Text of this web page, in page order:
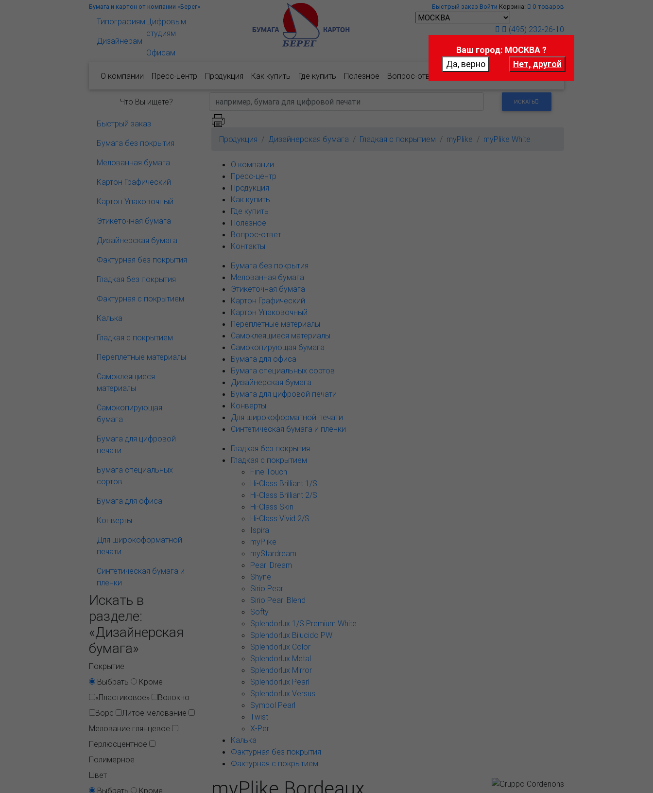
Бумага и картон от компании «Берег»
Типографиям
Дизайнерам
Цифровым
студиям
Офисам
Быстрый заказ Войти Корзина: 0 товаров
(495) 232-26-10
О компании Пресс-центр Продукция Как купить Где купить Полезное Вопрос-ответ
Что Вы ищете? ИСКАТЬ
Быстрый заказ
Бумага без покрытия
Мелованная бумага
Картон Графический
Картон Упаковочный
Этикеточная бумага
Дизайнерская бумага
Фактурная без покрытия
Гладкая без покрытия
Фактурная с покрытием
Калька
Гладкая с покрытием
Переплетные материалы
Самоклеящиеся
материалы
Самокопирующая
бумага
Бумага для цифровой
печати
Бумага специальных
сортов
Бумага для офиса
Конверты
Для широкоформатной
печати
Синтетическая бумага и
пленки
Искать в
разделе:
«Дизайнерская
бумага»
Покрытие
Выбрать
Кроме
«Пластиковое»
Волокно
Ворс
Литое мелование
Мелование глянцевое
Перлюсцентное
Полимерное
Цвет
Выбрать
Кроме
Продукция Дизайнерская бумага Гладкая с покрытием myPlike myPlike White
О компании
Пресс-центр
Продукция
Как купить
Где купить
Полезное
Вопрос-ответ
Контакты
Бумага без покрытия
Мелованная бумага
Этикеточная бумага
Картон Графический
Картон Упаковочный
Переплетные материалы
Самоклеящиеся материалы
Самокопирующая бумага
Бумага для офиса
Бумага специальных сортов
Дизайнерская бумага
Бумага для цифровой печати
Конверты
Для широкоформатной печати
Синтетическая бумага и пленки
Гладкая без покрытия
Гладкая с покрытием
Fine Touch
Hi-Class Brilliant 1/S
Hi-Class Brilliant 2/S
Hi-Class Skin
Hi-Class Vivid 2/S
Ispira
myPlike
myStardream
Pearl Dream
Shyne
Sirio Pearl
Sirio Pearl Blend
Softy
Splendorlux 1/S Premium White
Splendorlux Bilucido PW
Splendorlux Color
Splendorlux Metal
Splendorlux Mirror
Splendorlux Pearl
Splendorlux Versus
Symbol Pearl
Twist
X-Per
Калька
Фактурная без покрытия
Фактурная с покрытием
Ваш город: МОСКВА ?